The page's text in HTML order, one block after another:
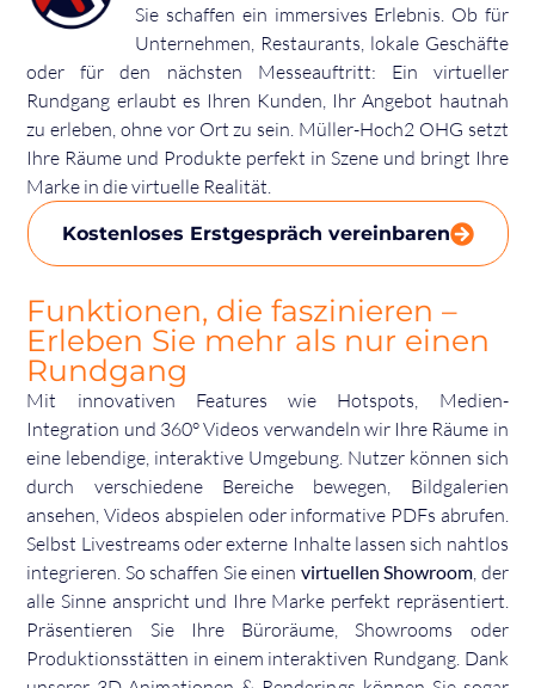
Sie schaffen ein immersives Erlebnis. Ob für
Unternehmen, Restaurants, lokale Geschäfte
oder für den nächsten Messeauftritt: Ein virtueller
Rundgang erlaubt es Ihren Kunden, Ihr Angebot hautnah
zu erleben, ohne vor Ort zu sein. Müller-Hoch2 OHG setzt
Ihre Räume und Produkte perfekt in Szene und bringt Ihre
Marke in die virtuelle Realität.
Kostenloses Erstgespräch vereinbaren
Funktionen, die faszinieren –
Erleben Sie mehr als nur einen
Rundgang
Mit innovativen Features wie Hotspots, Medien-
Integration und 360° Videos verwandeln wir Ihre Räume in
eine lebendige, interaktive Umgebung. Nutzer können sich
durch verschiedene Bereiche bewegen, Bildgalerien
ansehen, Videos abspielen oder informative PDFs abrufen.
Selbst Livestreams oder externe Inhalte lassen sich nahtlos
integrieren. So schaffen Sie einen virtuellen Showroom , der
alle Sinne anspricht und Ihre Marke perfekt repräsentiert.
Präsentieren Sie Ihre Büroräume, Showrooms oder
Produktionsstätten in einem interaktiven Rundgang. Dank